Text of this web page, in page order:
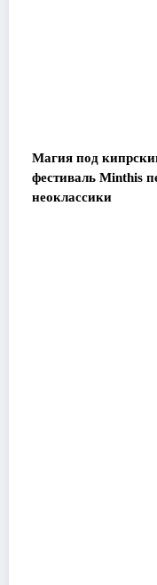
Магия под
фестиваль Minthis
неоклассики